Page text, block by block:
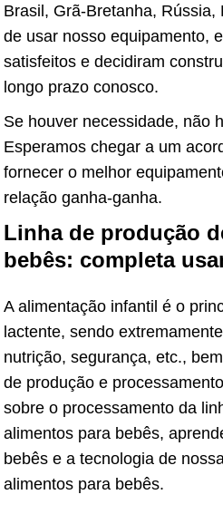
Brasil, Grã-Bretanha, Rússia,
de usar nosso equipamento,
satisfeitos e decidiram
longo prazo conosco.
Se houver necessidade, não
Esperamos chegar a um
fornecer o melhor
relação ganha-ganha.
Linha de produção
bebês: completa
A alimentação infantil é o
lactente, sendo
nutrição, segurança, etc.,
de produção e
sobre o processamento da
alimentos para bebês,
bebês e a tecnologia de
alimentos para bebês.